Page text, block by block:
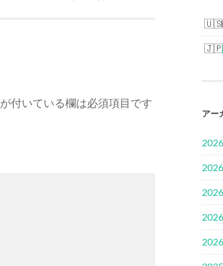
が付いている欄は必須項目です
アー